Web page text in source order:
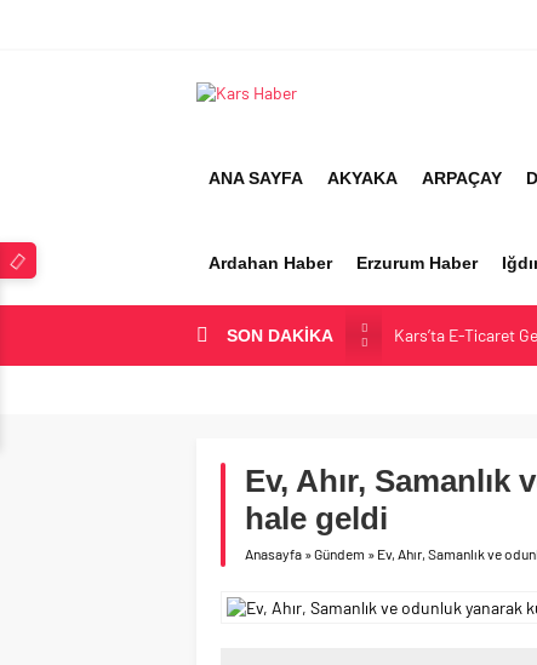
ANA SAYFA AKYAKA ARPAÇAY
Ardahan Haber Erzurum Haber
SON DAKİKA
Kars’ta E-Ticaret
Kars Halkı Yeni
Kağızman Köyleri
Ev, Ahır,
hale geldi
Anasayfa »Gündem » Ev, Ahır, Samanlık ve